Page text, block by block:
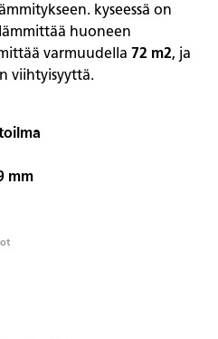
kyseessä on
huoneen
varmuudella 72 m2, ja
viihtyisyyttä.
mm